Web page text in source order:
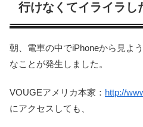
行けなくてイライラし
朝、電車の中でiPhoneから見よ
なことが発生しました。
VOUGEアメリカ本家： http://
にアクセスしても、